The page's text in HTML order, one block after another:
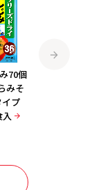
70個
みそ
プ